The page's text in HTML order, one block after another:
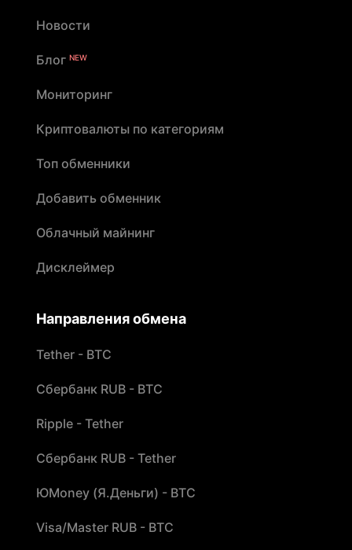
Новости
Блог NEW
Мониторинг
Криптовалюты по категориям
Топ обменники
Добавить обменник
Облачный майнинг
Дисклеймер
Направления обмена
Tether - BTC
Сбербанк RUB - BTC
Ripple - Tether
Сбербанк RUB - Tether
ЮMoney (Я.Деньги) - BTC
Visa/Master RUB - BTC